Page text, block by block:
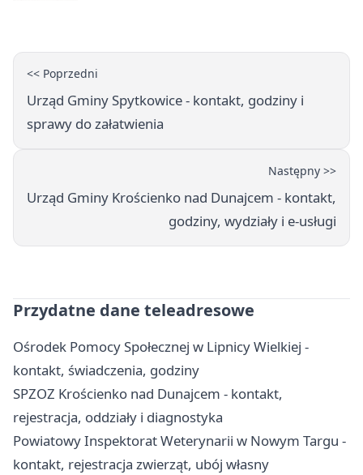
<< Poprzedni
Urząd Gminy Spytkowice - kontakt, godziny i
sprawy do załatwienia
Następny >>
Urząd Gminy Krościenko nad Dunajcem - kontakt,
godziny, wydziały i e-usługi
Przydatne dane teleadresowe
Ośrodek Pomocy Społecznej w Lipnicy Wielkiej -
kontakt, świadczenia, godziny
SPZOZ Krościenko nad Dunajcem - kontakt,
rejestracja, oddziały i diagnostyka
Powiatowy Inspektorat Weterynarii w Nowym Targu -
kontakt, rejestracja zwierząt, ubój własny